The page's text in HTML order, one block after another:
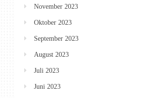
November 2023
Oktober 2023
September 2023
August 2023
Juli 2023
Juni 2023